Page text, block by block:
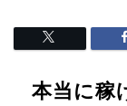
本当に稼